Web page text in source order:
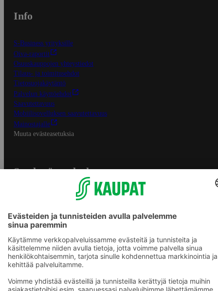
Info
S-Business yrityksille
Oiva-raportit
Osuuskauppojen yhteystiedot
Tilaus- ja toimitusehdot
Tietosuojakäytäntö
Palvelun käyttöehdot
Saavutettavuus
Mobiilisovelluksen saavutettavuus
Mainostajalle
Muuta evästeasetuksia
S-ryhmän palvelut
Yhteishyvä Ruoka -sovellus
S-ostoslista -sovellus
Prisma.fi
Sokos.fi
S-Pankki
Sokos Hotels